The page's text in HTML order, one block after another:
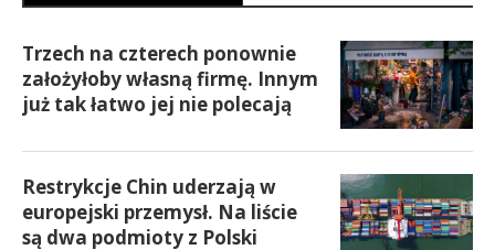
Trzech na czterech ponownie
założyłoby własną firmę. Innym
już tak łatwo jej nie polecają
Restrykcje Chin uderzają w
europejski przemysł. Na liście
są dwa podmioty z Polski